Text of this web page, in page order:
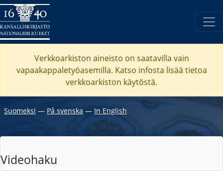
Verkkoarkiston aineisto on saatavilla vain
vapaakappaletyöasemilla. Katso infosta lisää tietoa
verkkoarkiston käytöstä.
Suomeksi ― På svenska ― In English
Videohaku